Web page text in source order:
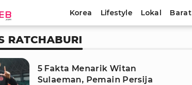
Korea Lifestyle Lokal Barat
RATCHABURI
5 Fakta Menarik Witan
Sulaeman, Pemain Persija